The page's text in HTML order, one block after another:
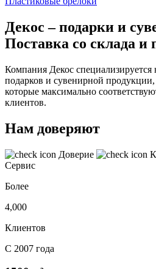
Декос – подарки и
Поставка со склада и
Компания Декос специализируется
подарков и сувенирной продукции,
которые максимально
клиентов.
Нам доверяют
Доверие
Сервис
Более
4,000
Клиентов
С 2007 года